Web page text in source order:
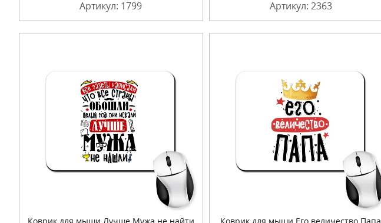
Артикул: 1799 Артикул: 2363
Коврик для мыши Лучше Мужа не найти Коврик для мыши Его величество Папа